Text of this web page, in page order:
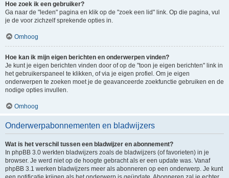
Hoe zoek ik een gebruiker?
Ga naar de "leden" pagina en klik op de "zoek een lid" link. Op die pagina, vul
je de voor zichzelf sprekende opties in.
Omhoog
Hoe kan ik mijn eigen berichten en onderwerpen vinden?
Je kunt je eigen berichten vinden door of op de "toon je eigen berichten" link in
het gebruikerspaneel te klikken, of via je eigen profiel. Om je eigen
onderwerpen te zoeken moet je de geavanceerde zoekfunctie gebruiken en de
nodige opties invullen.
Omhoog
Onderwerpabonnementen en bladwijzers
Wat is het verschil tussen een bladwijzer en abonnement?
In phpBB 3.0 werkten bladwijzers zoals de bladwijzers (of favorieten) in je
browser. Je werd niet op de hoogte gebracht als er een update was. Vanaf
phpBB 3.1 werken bladwijzers meer als abonneren op een onderwerp. Je kunt